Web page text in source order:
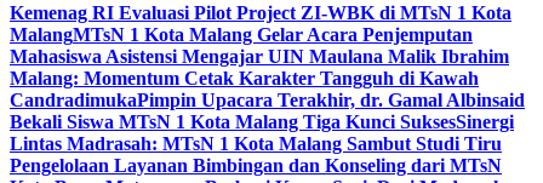
Kemenag RI Evaluasi Pilot Project ZI-WBK di MTsN 1 Kota
MalangMTsN 1 Kota Malang Gelar Acara Penjemputan
Mahasiswa Asistensi Mengajar UIN Maulana Malik Ibrahim
Malang: Momentum Cetak Karakter Tangguh di Kawah
CandradimukaPimpin Upacara Terakhir, dr. Gamal Albinsaid
Bekali Siswa MTsN 1 Kota Malang Tiga Kunci SuksesSinergi
Lintas Madrasah: MTsN 1 Kota Malang Sambut Studi Tiru
Pengelolaan Layanan Bimbingan dan Konseling dari MTsN